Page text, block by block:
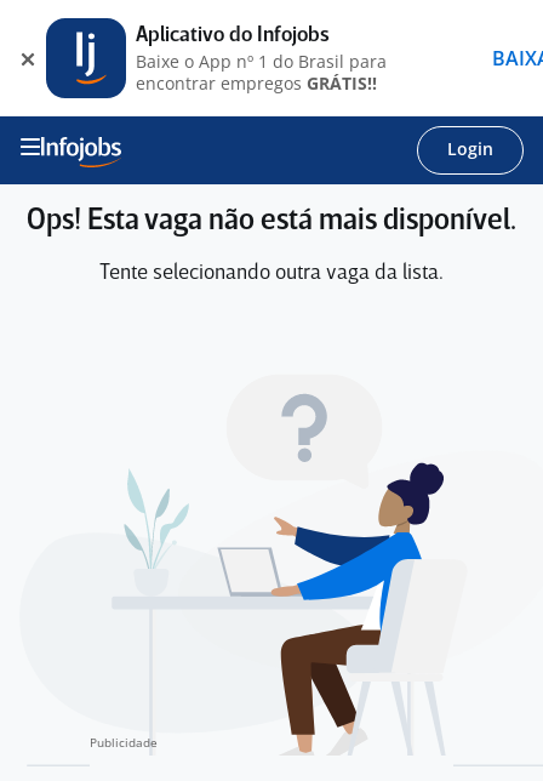
Login
Ops! Esta vaga não está mais disponível.
Tente selecionando outra vaga da lista.
Aplicativo do Infojobs
Baixe o App nº 1 do Brasil para
encontrar empregos GRÁTIS!!